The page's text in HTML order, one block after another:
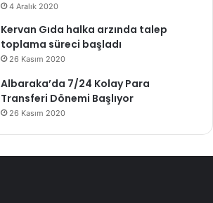
4 Aralık 2020
Kervan Gıda halka arzında talep
toplama süreci başladı
26 Kasım 2020
Albaraka’da 7/24 Kolay Para
Transferi Dönemi Başlıyor
26 Kasım 2020